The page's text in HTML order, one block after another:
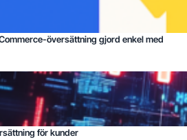
översättning gjord enkel med
för kunder